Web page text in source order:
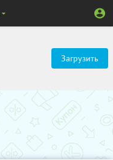
Загрузить